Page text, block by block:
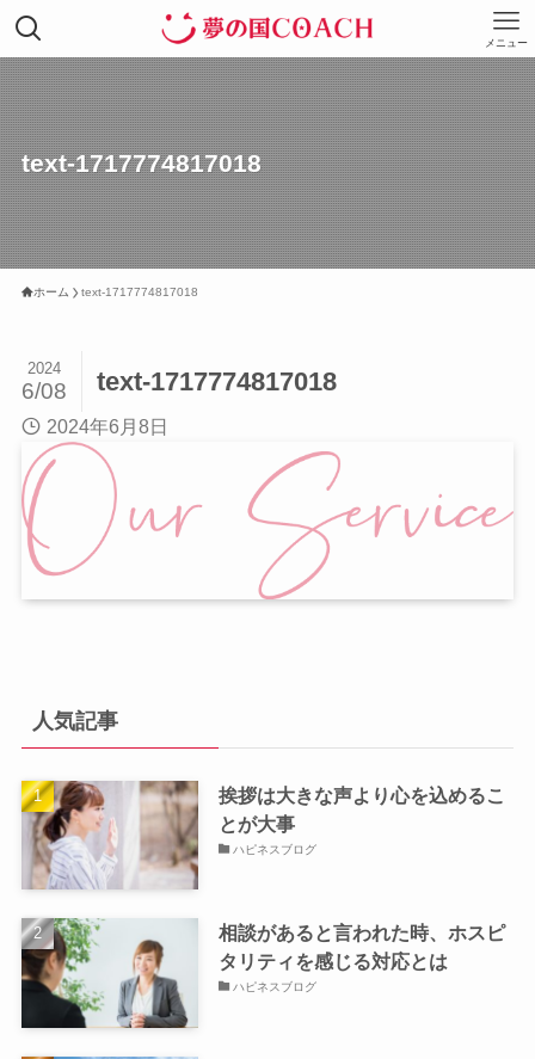
メニュー
text-1717774817018
ホーム text-1717774817018
text-1717774817018
2024
6/08
2024年6月8日
人気記事
挨拶は大きな声より心を込めるこ
とが大事
ハピネスブログ
相談があると言われた時、ホスピ
タリティを感じる対応とは
ハピネスブログ